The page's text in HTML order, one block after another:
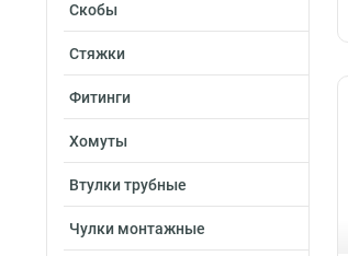
Скобы
Стяжки
Фитинги
Хомуты
Втулки трубные
Чулки монтажные